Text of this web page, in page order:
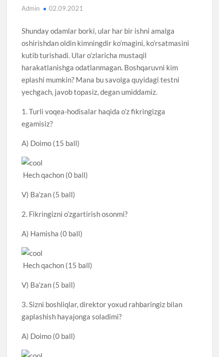
Admin 02.09.2021
Shunday odamlar borki, ular har bir ishni amalga
oshirishdan oldin kimningdir ko’magini, ko’rsatmasini
kutib turishadi. Ular o’zlaricha mustaqil
harakatlanishga odatlanmagan. Boshqaruvni kim
eplashi mumkin? Mana bu savolga quyidagi testni
yechgach, javob topasiz, degan umiddamiz.
1. Turli voqea-hodisalar haqida o’z fikringizga
egamisiz?
A) Doimo (15 ball)
Hech qachon (0 ball)
V) Ba’zan (5 ball)
2. Fikringizni o’zgartirish osonmi?
A) Hamisha (0 ball)
Hech qachon (15 ball)
V) Ba’zan (5 ball)
3. Sizni boshliqlar, direktor yoxud rahbaringiz bilan
gaplashish hayajonga soladimi?
A) Doimo (0 ball)